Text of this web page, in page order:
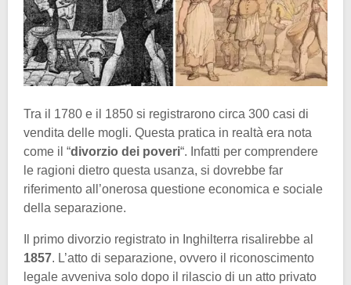
Tra il 1780 e il 1850 si registrarono circa 300 casi di
vendita delle mogli. Questa pratica in realtà era nota
come il “divorzio dei poveri“. Infatti per comprendere
le ragioni dietro questa usanza, si dovrebbe far
riferimento all’onerosa questione economica e sociale
della separazione.
Il primo divorzio registrato in Inghilterra risalirebbe al
1857. L’atto di separazione, ovvero il riconoscimento
legale avveniva solo dopo il rilascio di un atto privato